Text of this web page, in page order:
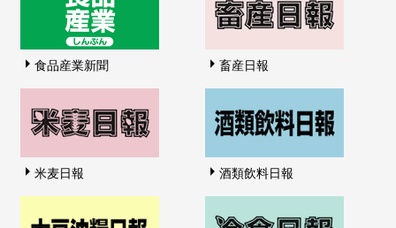
食品産業新聞 畜産日報
米麦日報 酒類飲料日報